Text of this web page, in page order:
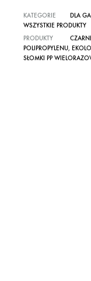
KATEGORIE DLA
WSZYSTKIE PRODUKTY
PRODUKTY
POLIPROPYLENU,
SŁOMKI PP